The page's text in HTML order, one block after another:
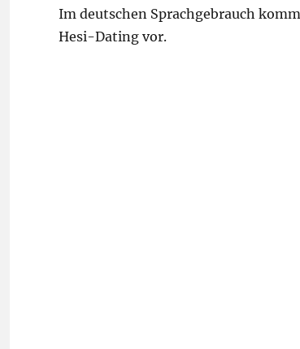
Im deutschen Sprachgebrauch
Hesi-Dating vor.